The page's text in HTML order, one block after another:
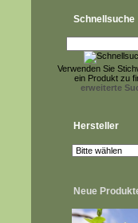
Schnellsuche
Verwenden Sie
ein Produkt zu
erweiterte
Hersteller
Neue